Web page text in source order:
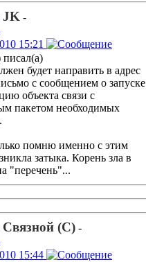
JK -
15:21
будет направить в адрес
с сообщением о запуске
объекта связи с
пакетом необходимых
помню именно с этим
затыка. Корень зла в
"перечень"...
Связной (С) -
15:44